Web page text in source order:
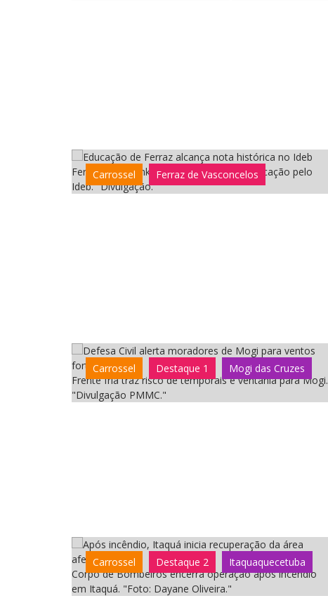
Ferraz lidera ranking do Alto Tietê em Educação pelo
Ideb. "Divulgação."
Carrossel Ferraz de Vasconcelos
Frente fria traz risco de temporais e ventania para Mogi.
"Divulgação PMMC."
Carrossel Destaque 1 Mogi das Cruzes
Corpo de Bombeiros encerra operação após incêndio
em Itaquá. "Foto: Dayane Oliveira."
Carrossel Destaque 2 Itaquaquecetuba